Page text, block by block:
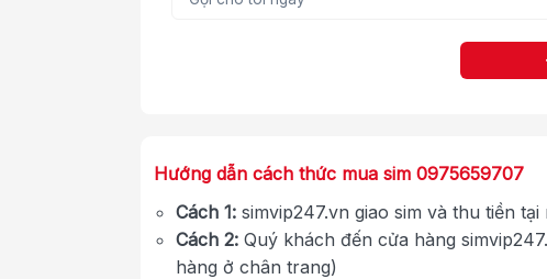
Hướng dẫn cách thức mua sim 0975659707
Cách 1: simvip247.vn giao sim và thu tiền
Cách 2: Quý khách đến cửa hàng
hàng ở chân trang)